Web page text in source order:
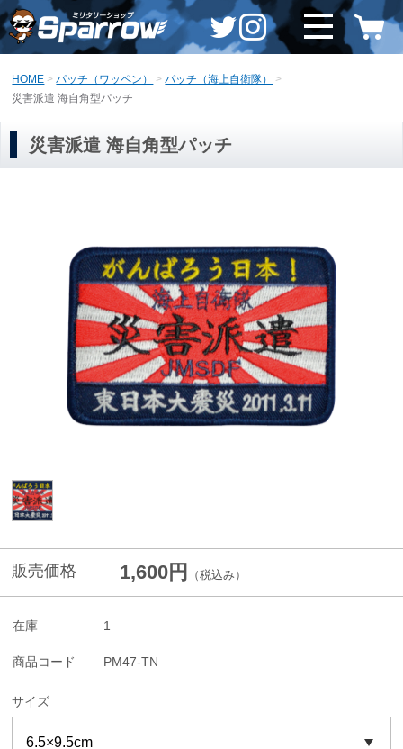
HOME パッチ（ワッペン）
パッチ（海上自衛隊）
災害派遣 海自角型パッチ
災害派遣 海自角型パッチ
販売価格 1,600円 （税込み）
在庫 1
商品コード PM47-TN
サイズ